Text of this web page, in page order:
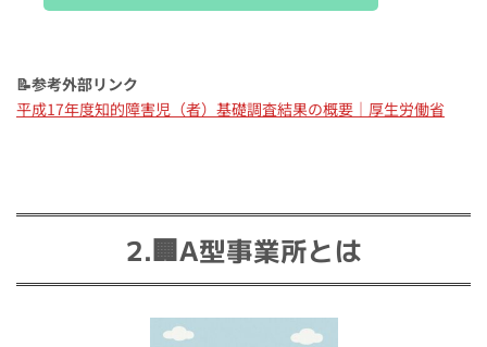
📝参考外部リンク
平成17年度知的障害児（者）基礎調査結果の概要｜厚生労働省
2.🏢A型事業所とは